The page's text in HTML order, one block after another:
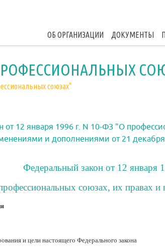
ОБ ОРГАНИЗАЦИИ ДОКУМЕНТЫ
союзах"
12 января 1996 г. N 10-ФЗ "О
и дополнениями от 21
Федеральный закон от 12 января
союзах, их правах и
и цели настоящего Федерального закона